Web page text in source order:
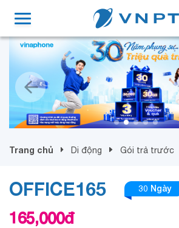
Trang chủ Di động Gói trả trước
OFFICE165 30 Ngày
165,000đ